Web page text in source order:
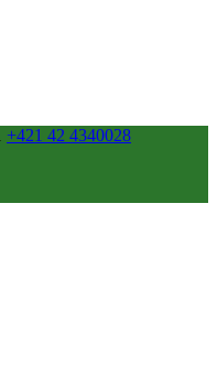
+421 42 4340028